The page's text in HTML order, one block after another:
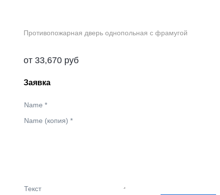
Противопожарная дверь однопольная с фрамугой
от 33,670 руб
Заявка
Name *
Name (копия) *
Текст